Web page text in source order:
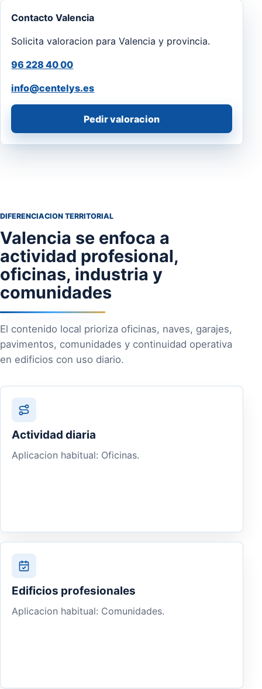
Contacto Valencia
Solicita valoracion para Valencia y provincia.
96 228 40 00
info@centelys.es
Pedir valoracion
DIFERENCIACION TERRITORIAL
Valencia se enfoca a
actividad profesional,
oficinas, industria y
comunidades
El contenido local prioriza oficinas, naves, garajes,
pavimentos, comunidades y continuidad operativa
en edificios con uso diario.
Actividad diaria
Aplicacion habitual: Oficinas.
Edificios profesionales
Aplicacion habitual: Comunidades.